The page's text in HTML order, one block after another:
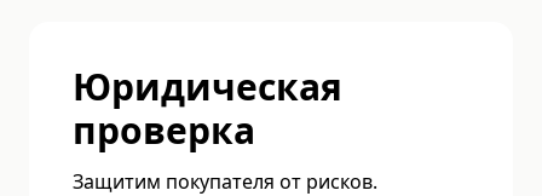
Юридическая
проверка
Защитим покупателя от рисков.